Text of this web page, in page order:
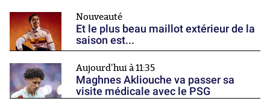
Nouveauté
Et le plus beau maillot extérieur de la
saison est...
Aujourd'hui à 11:35
Maghnes Akliouche va passer sa
visite médicale avec le PSG